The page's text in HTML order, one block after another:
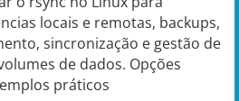
locais e remotas, backups,
sincronização e gestão de
de dados. Opções
práticos